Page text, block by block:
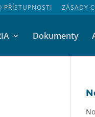
PŘÍSTUPNOSTI ZÁSADY
Dokumenty